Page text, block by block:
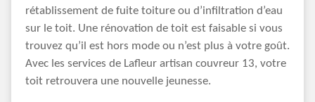
rétablissement de fuite toiture ou d’infiltration d’eau
sur le toit. Une rénovation de toit est faisable si vous
trouvez qu’il est hors mode ou n’est plus à votre goût.
Avec les services de Lafleur artisan couvreur 13, votre
toit retrouvera une nouvelle jeunesse.